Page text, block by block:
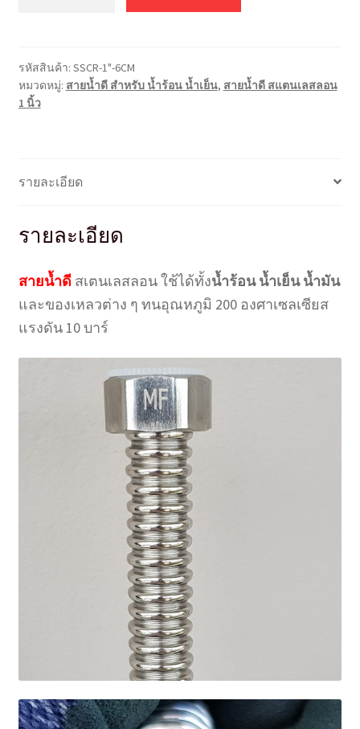
น้ำ
เย็น
ส
1"
ซม.
นิ้ว)
ชิ้น
รหัสสินค้า: SSCR-1"-6CM
หมวดหมู่: สายน้ำดี สำหรับ น้ำร้อน น้ำเย็น, สายน้ำดี สแตนเลสลอน
1 นิ้ว
รายละเอียด
รายละเอียด
สายน้ำดีสเตนเลสลอน ใช้ได้ทั้งน้ำร้อน น้ำเย็น น้ำมัน
และของเหลวต่าง ๆ ทนอุณหภูมิ 200 องศาเซลเซียส
แรงดัน 10 บาร์